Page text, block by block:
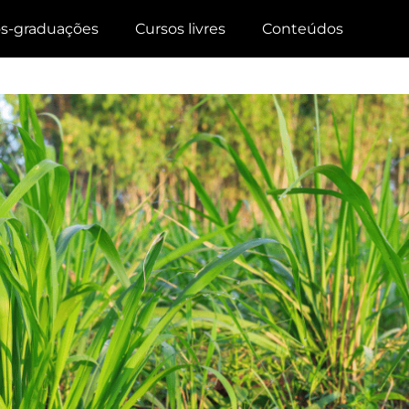
graduações Cursos livres Conteúdos